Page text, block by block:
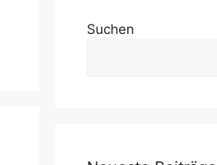
Suchen